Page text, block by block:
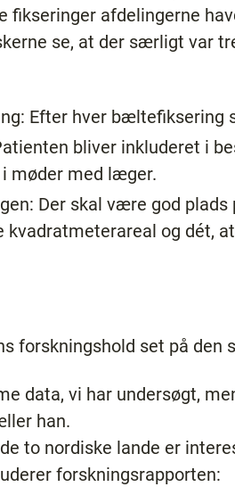
fikseringer afdelingerne
se, at der særligt var
Efter hver
bliver inkluderet i
møder med læger.
Der skal være god
kvadratmeterareal og dét,
forskningshold set på den
data, vi har undersøgt,
han.
to nordiske lande er
forskningsrapporten: